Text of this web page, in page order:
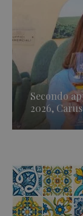
Secondo
2026,